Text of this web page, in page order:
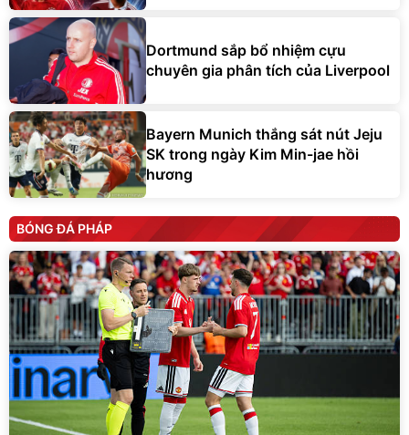
Dortmund sắp bổ nhiệm cựu
chuyên gia phân tích của Liverpool
Bayern Munich thắng sát nút Jeju
SK trong ngày Kim Min-jae hồi
hương
BÓNG ĐÁ PHÁP